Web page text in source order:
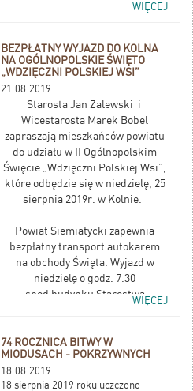
WIĘCEJ
BEZPŁATNY WYJAZD DO KOLNA
NA OGÓLNOPOLSKIE ŚWIĘTO
„WDZIĘCZNI POLSKIEJ WSI”
21.08.2019
Starosta Jan Zalewski i
Wicestarosta Marek Bobel
zapraszają mieszkańców powiatu
do udziału w II Ogólnopolskim
Święcie „Wdzięczni Polskiej Wsi”,
które odbędzie się w niedzielę, 25
sierpnia 2019r. w Kolnie.
Powiat Siemiatycki zapewnia
bezpłatny transport autokarem
na obchody Święta. Wyjazd w
niedzielę o godz. 7.30
spod budynku Starostwa
Na miejscu organizatorzy
zapewniają posiłek.
Przewidywany wyjazd z Kolna ok.
WIĘCEJ
74 ROCZNICA BITWY W
MIODUSACH - POKRZYWNYCH
18.08.2019
18 sierpnia 2019 roku uczczono